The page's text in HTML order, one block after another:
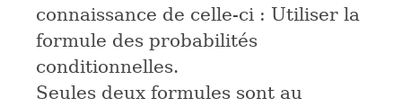
connaissance de celle-ci : Utiliser la
formule des probabilités
conditionnelles.
Seules deux formules sont au